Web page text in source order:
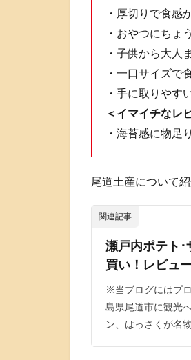
・厚切りで食感
・おやつにちょ
・子供から大人
・一口サイズで
・手に取りやす
＜イマイチなレ
・海苔感に物足
尾道土産について
関連記事
瀬戸内ポテト･
買い！レビュ
※当ブログにはプ
島県尾道市に観光
ン、はっさくが名